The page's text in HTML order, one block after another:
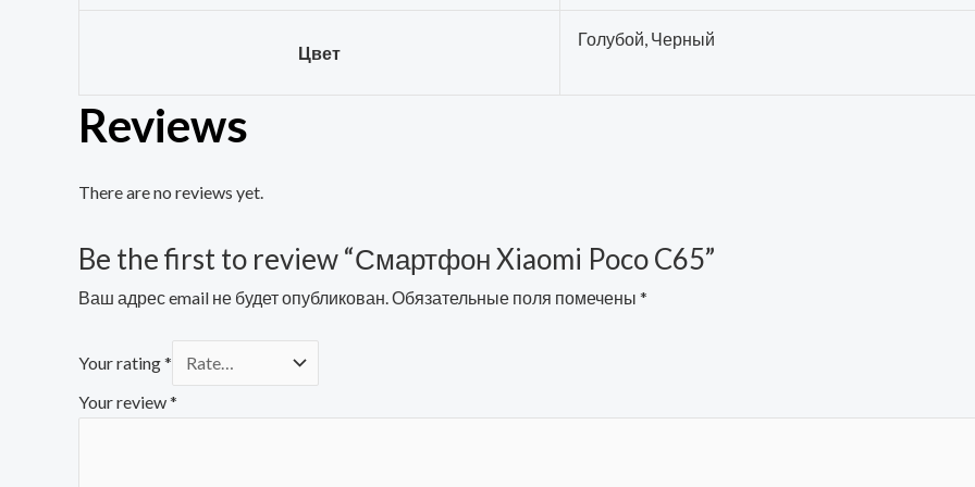
Цвет
Голубой, Черный
Reviews
There are no reviews yet.
Be the first to review “Смартфон Xiaomi Poco C65”
Ваш адрес email не будет опубликован. Обязательные поля помечены *
Your rating*
Your review*